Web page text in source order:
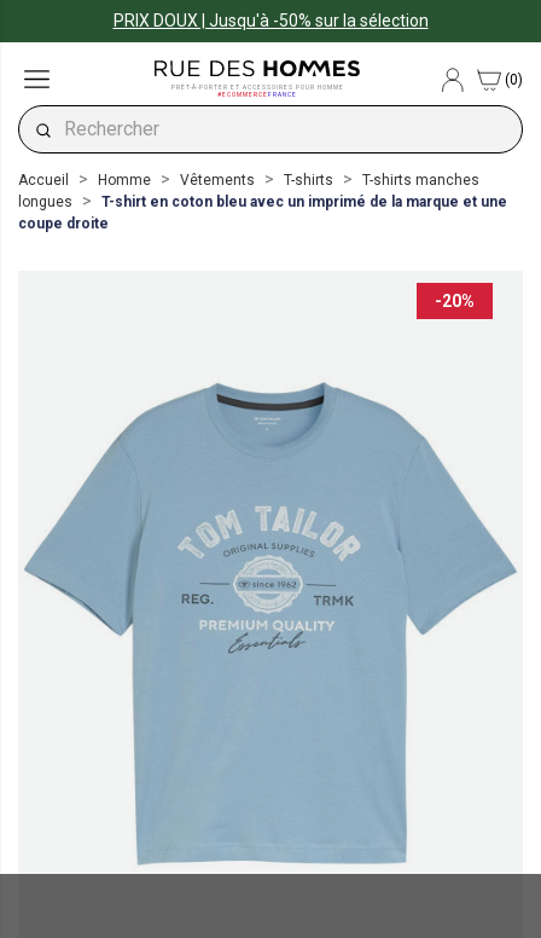
PRIX DOUX | Jusqu'à -50% sur la sélection
PRÊT-À-PORTER ET ACCESSOIRES POUR HOMME
#ECOMMERCEFRANCE
(0)
Accueil Homme Vêtements T-shirts
T-shirts manches
longues
T-shirt en coton bleu avec un imprimé de la marque et une
coupe droite
-20%